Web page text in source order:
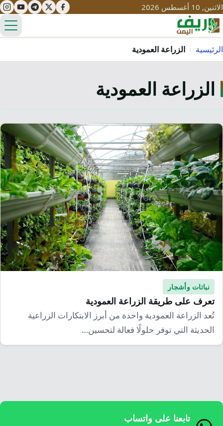
الاثنين, 10 أغسطس 2026
صحة
مياه
طرُق
قصص نجاح
مبادرات
سياحة
تراث
ثقافة
التغير المناخي
محميات
التلوث
تحديات
حلول
إرشاد زراعي
نساء
قضايا
معيشة
قصة
انفوجرافيك
قصص رقمية
تقارير صور
فيديو
الرئيسية › الزراعة العمودية
الزراعة العمودية
نباتات وأشجار
تعرف على طريقة الزراعة العمودية
تُعد الزراعة العمودية واحدة من أبرز الابتكارات الزراعية
الحديثة التي توفر حلولًا فعالة لتحسين…
تابعنا على واتساب